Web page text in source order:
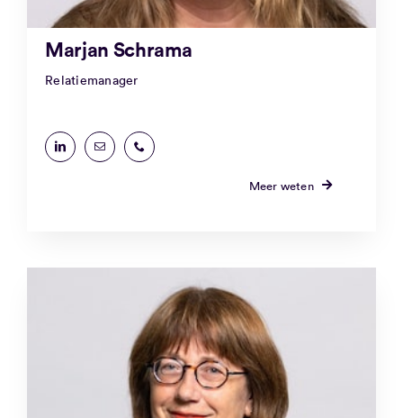
Marjan Schrama
Relatiemanager
Meer weten